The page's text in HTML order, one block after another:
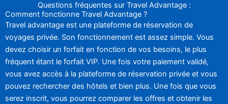
Questions fréquentes sur Travel Advantage :
Comment fonctionne Travel Advantage ?
Travel advantage est une plateforme de réservation de
voyages privée. Son fonctionnement est assez simple. Vous
devez choisir un forfait en fonction de vos besoins, le plus
fréquent étant le forfait VIP. Une fois votre paiement validé,
vous avez accès à la plateforme de réservation privée et vous
pouvez rechercher des hôtels et bien plus. Une fois que vous
serez inscrit, vous pourrez comparer les offres et obtenir les